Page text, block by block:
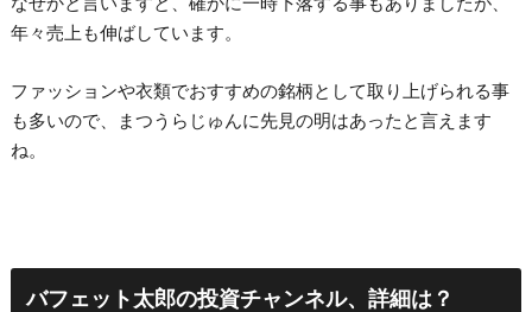
年々売上も伸ばしています。
ファッションや衣類でおすすめの銘柄として取り上げられる事
も多いので、まつうらじゅんに先見の明はあったと言えます
ね。
バフェット太郎の投資チャンネル、詳細は？